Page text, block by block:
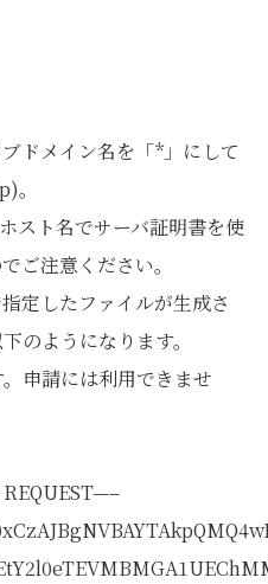
ドメイン名を「*」にして
。
スト名でサーバ証明書を使
ご注意ください。
定したファイルが生成さ
のようになります。
申請には利用できませ